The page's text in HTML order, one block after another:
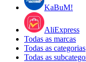
KaBuM!
AliExpress
Todas as marcas
Todas as categorias
Todas as